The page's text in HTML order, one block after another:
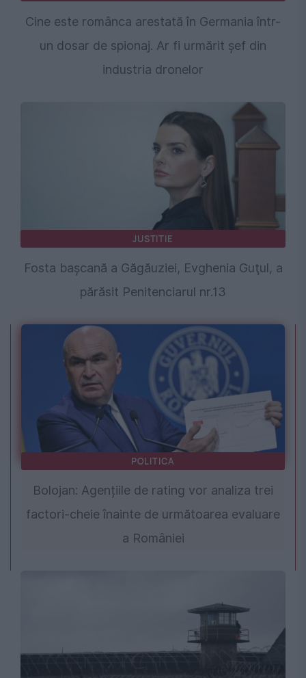
Cine este românca arestată în Germania într-
un dosar de spionaj. Ar fi urmărit șef din
industria dronelor
JUSTITIE
Fosta başcană a Găgăuziei, Evghenia Guţul, a
părăsit Penitenciarul nr.13
POLITICA
Bolojan: Agențiile de rating vor analiza trei
factori-cheie înainte de următoarea evaluare
a României